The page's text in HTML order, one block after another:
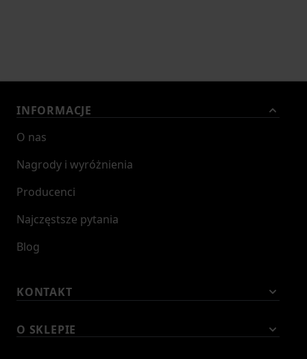
INFORMACJE
O nas
Nagrody i wyróżnienia
Producenci
Najczęstsze pytania
Blog
KONTAKT
O SKLEPIE